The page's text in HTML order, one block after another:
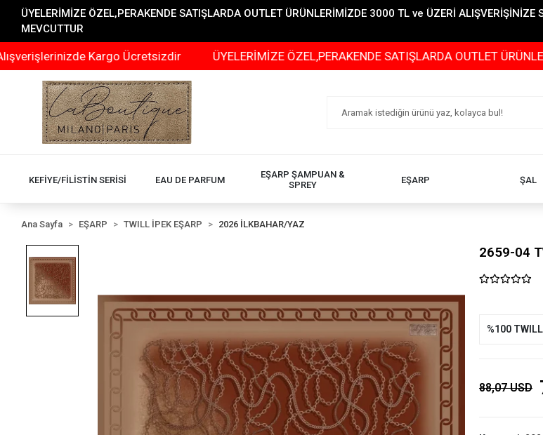
ÜYELERİMİZE ÖZEL,PERAKENDE SATIŞLARDA OUTLET ÜRÜNLERİMİZDE 3000 TL ve ÜZERİ
MEVCUTTUR
Kargo Ücretsizdir ÜYELERİMİZE ÖZEL,PERAKENDE SATIŞLARDA OUTLET
KEFİYE/FİLİSTİN SERİSİ EAU DE PARFUM
EŞARP ŞAMPUAN &
SPREY
EŞARP ŞAL
Ana Sayfa EŞARP TWILL İPEK EŞARP 2026 İLKBAHAR/YAZ
2659-04
%100
88,07 USD